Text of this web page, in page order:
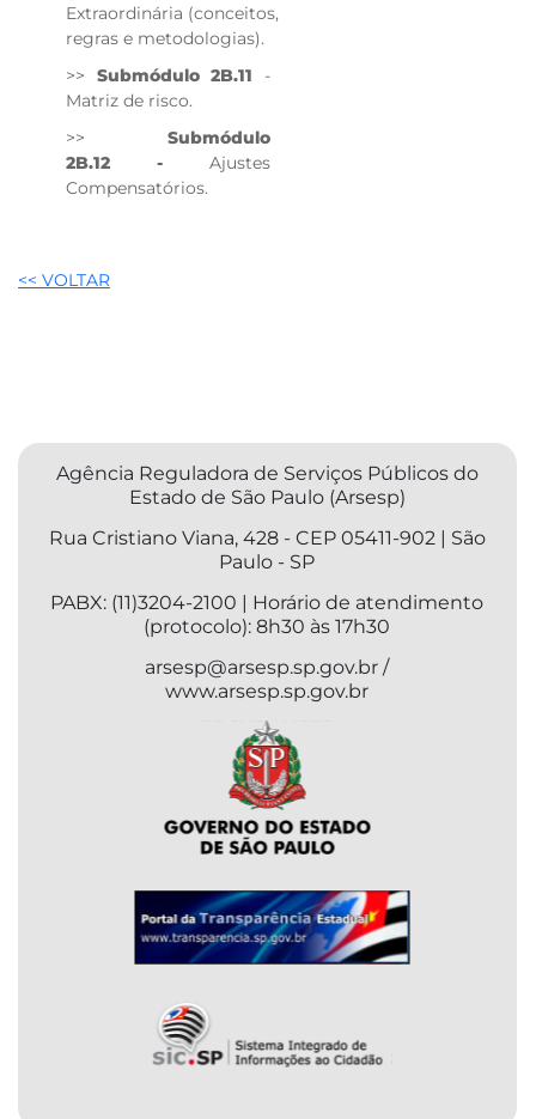
Extraordinária (conceitos,
regras e metodologias).
>​> Submódulo 2B.11 -
Matriz de risco.
>> Submódulo
2B.12 -Ajustes
Compensatórios.
<< VOLTAR
Agência Reguladora de Serviços Públicos do
Estado de São Paulo (Arsesp)
Rua Cristiano Viana, 428 - CEP 05411-902 | São
Paulo - SP
PABX: (11)3204-2100 | Horário de atendimento
(protocolo): 8h30 às 17h30
arsesp@arsesp.sp.gov.br /
www.arsesp.sp.gov.br